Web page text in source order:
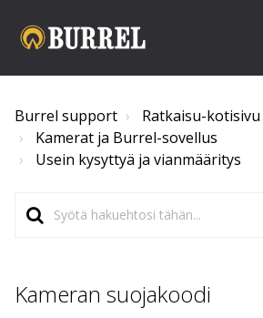
Burrel support
Ratkaisu-kotisivu
Kamerat ja Burrel-sovellus
Usein kysyttyä ja vianmääritys
Kameran suojakoodi